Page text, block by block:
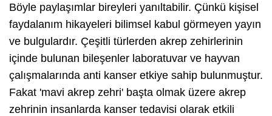
Böyle paylaşımlar bireyleri yanıltabilir. Çünkü kişisel
faydalanım hikayeleri bilimsel kabul görmeyen yayın
ve bulgulardır. Çeşitli türlerden akrep zehirlerinin
içinde bulunan bileşenler laboratuvar ve hayvan
çalışmalarında anti kanser etkiye sahip bulunmuştur.
Fakat 'mavi akrep zehri' başta olmak üzere akrep
zehrinin insanlarda kanser tedavisi olarak etkili